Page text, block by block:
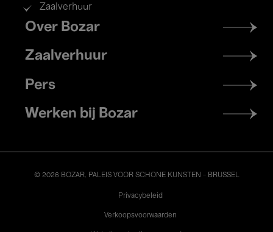
Zaalverhuur
Footer
menu
Over Bozar
Zaalverhuur
Pers
Werken bij Bozar
© 2026 BOZAR. PALEIS VOOR SCHONE KUNSTEN - BRUSSEL
Privacybeleid
Verkoopsvoorwaarden